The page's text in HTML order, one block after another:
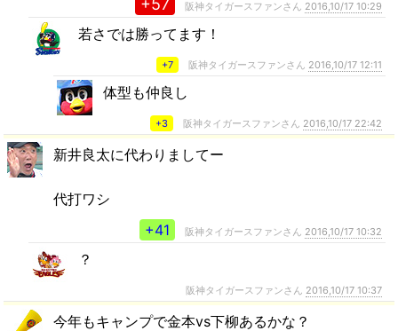
+57 阪神タイガースファンさん 2016,10/17 10:29
若さでは勝ってます！
+7 阪神タイガースファンさん 2016,10/17 12:11
体型も仲良し
+3 阪神タイガースファンさん 2016,10/17 22:42
新井良太に代わりましてー
代打ワシ
+41
阪神タイガースファンさん 2016,10/17 10:32
？
阪神タイガースファンさん 2016,10/17 10:37
今年もキャンプで金本vs下柳あるかな？